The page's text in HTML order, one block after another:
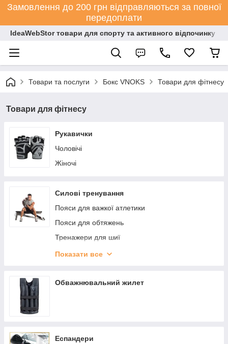
Замовлення до 200 грн відправляються за повної
передоплати
IdeaWebStor товари для спорту та активного відпочинку
Товари та послуги Бокс VNOKS Товари для фітнесу
Товари для фітнесу
Рукавички
Чоловічі
Жіночі
Силові тренування
Пояси для важкої атлетики
Пояси для обтяжень
Тренажери для шиї
Тренажер для хвата
Грифи для штанги
Показати все
Обважнювальний жилет
Еспандери